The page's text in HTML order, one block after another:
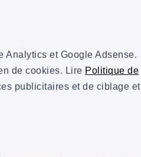
Analytics et Google Adsense.
de cookies. Lire Politique de
publicitaires et de ciblage et